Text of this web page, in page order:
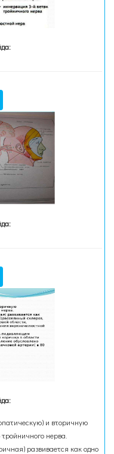
и вторичную
нерва.
развивается как одно